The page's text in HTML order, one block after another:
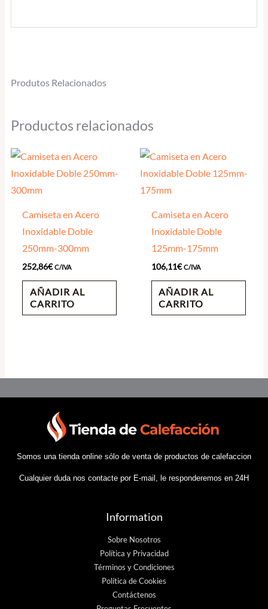
Produtos Relacionados
Productos relacionados
Camiseta en Acero
Inoxidable Doble
250mm-300mm
252,86€ C/IVA
AÑADIR AL
CARRITO
Camiseta en Acero
Inoxidable Doble
125mm-175mm
106,11€ C/IVA
AÑADIR AL
CARRITO
Somos una tienda online sólo de venta de productos de calefaccion
Cualquier duda nos contacte por E-mail, le responderemos en 24H
Information
Sobre Nosotros
Política y Privacidad
Términos y Condiciones
Política de Cookies
Contáctenos